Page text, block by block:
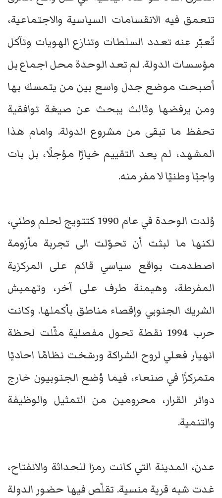
تتعمق فيه الانقسامات السياسية والاجتماعية،
تُعبّر عنه تعدد السلطات وتنازع الهويات وتآكل
مؤسسات الدولة. لم تعد الوحدة محل اجماع بل
أصبحت موضع جدل واسع بين من يتمسك بها
ومن يرفضها وثالث يبحث عن صيغة توافقية
تحفظ ما تبقى من مشروع الدولة. وامام هذا
المشهد، لم يعد التقييم خيارًا مؤجلًا، بل بات
واجبًا وطنيًا لا مفر منه.
وُلدت الوحدة في عام 1990 كتتويج لحلم وطني،
لكنها ما لبثت أن تحوّلت الى تجربة مأزومة
اصطدمت بواقع سياسي قائم على المركزية
المفرطة، وهيمنة طرف على آخر، وتهميش
الشريك الجنوبي وإقصاء مناطق بأكملها. وكانت
حرب 1994 نقطة تحول مفصلية مثّلت لحظة
انهيار فعلي لروح الشراكة ورسّخت نظامًا احاديًا
متمركزًا في صنعاء، فيما وُضع الجنوبيون خارج
دوائر القرار، محرومين من التمثيل والوظيفة
والتنمية.
عدن، المدينة التي كانت رمزا للحداثة والانفتاح،
غدت شبه قرية منسية. تقلّص فيها حضور الدولة